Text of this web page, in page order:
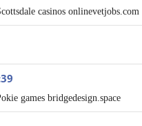
casinos onlinevetjobs.com
games bridgedesign.space